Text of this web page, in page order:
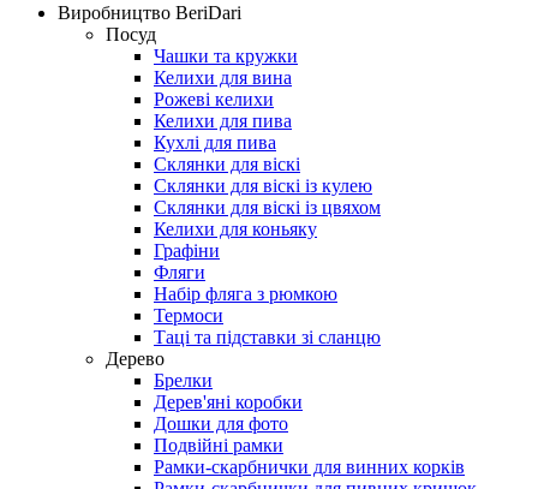
Виробництво BeriDari
Посуд
Чашки та кружки
Келихи для вина
Рожеві келихи
Келихи для пива
Кухлі для пива
Склянки для віскі
Склянки для віскі із кулею
Склянки для віскі із цвяхом
Келихи для коньяку
Графіни
Фляги
Набір фляга з рюмкою
Термоси
Таці та підставки зі сланцю
Дерево
Брелки
Дерев'яні коробки
Дошки для фото
Подвійні рамки
Рамки-скарбнички для винних корків